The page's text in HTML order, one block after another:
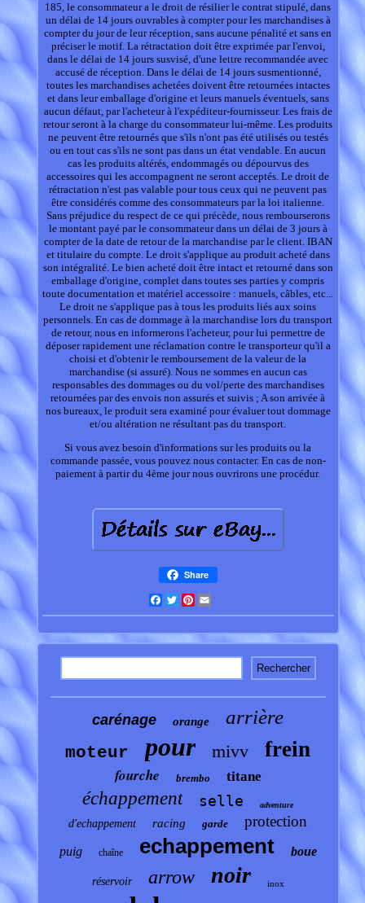
185, le consommateur a le droit de résilier le contrat stipulé, dans
un délai de 14 jours ouvrables à compter pour les marchandises à
compter du jour de leur réception, sans aucune pénalité et sans en
préciser le motif. La rétractation doit être exprimée par l'envoi,
dans le délai de 14 jours susvisé, d'une lettre recommandée avec
accusé de réception. Dans le délai de 14 jours susmentionné,
toutes les marchandises achetées doivent être retournées intactes
et dans leur emballage d'origine et leurs manuels éventuels, sans
aucun défaut, par l'acheteur à l'expéditeur-fournisseur. Les frais de
retour seront à la charge du consommateur lui-même. Les produits
ne peuvent être retournés que s'ils n'ont pas été utilisés ou testés
ou en tout cas s'ils ne sont pas dans un état vendable. En aucun
cas les produits altérés, endommagés ou dépourvus des
accessoires qui les accompagnent ne seront acceptés. Le droit de
rétractation n'est pas valable pour tous ceux qui ne peuvent pas
être considérés comme des consommateurs par la loi italienne.
Sans préjudice du respect de ce qui précède, nous rembourserons
le montant payé par le consommateur dans un délai de 3 jours à
compter de la date de retour de la marchandise par le client. IBAN
et titulaire du compte. Le droit s'applique au produit acheté dans
son intégralité. Le bien acheté doit être intact et retourné dans son
emballage d'origine, complet dans toutes ses parties y compris
toute documentation et matériel accessoire : manuels, câbles, etc...
Le droit ne s'applique pas à tous les produits liés aux soins
personnels. En cas de dommage à la marchandise lors du transport
de retour, nous en informerons l'acheteur, pour lui permettre de
déposer rapidement une réclamation contre le transporteur qu'il a
choisi et d'obtenir le remboursement de la valeur de la
marchandise (si assuré). Nous ne sommes en aucun cas
responsables des dommages ou du vol/perte des marchandises
retournées par des envois non assurés et suivis ; A son arrivée à
nos bureaux, le produit sera examiné pour évaluer tout dommage
et/ou altération ne résultant pas du transport.
Si vous avez besoin d'informations sur les produits ou la
commande passée, vous pouvez nous contacter. En cas de non-
paiement à partir du 4ème jour nous ouvrirons une procédur.
Share
Facebook
TwitterPinterest
carénage orange arrière
moteur pour mivv frein
fourche brembo titane
échappement selle adventure
d'echappement racing garde protection
puig chaîne echappement boue
réservoir arrow noir inox